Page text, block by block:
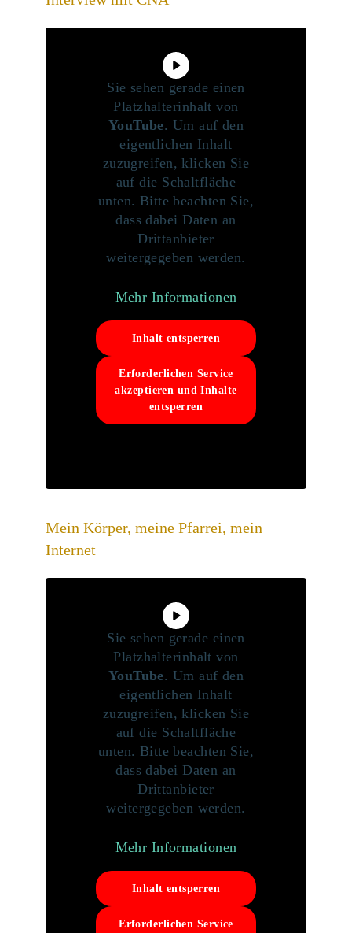
Sie sehen gerade einen
Platzhalterinhalt von
YouTube. Um auf den
eigentlichen Inhalt
zuzugreifen, klicken Sie
auf die Schaltfläche
unten. Bitte beachten Sie,
dass dabei Daten an
Drittanbieter
weitergegeben werden.
Mehr Informationen
Inhalt entsperren
Erforderlichen Service
akzeptieren und Inhalte
entsperren
Mein Körper, meine Pfarrei, mein
Internet
Sie sehen gerade einen
Platzhalterinhalt von
YouTube. Um auf den
eigentlichen Inhalt
zuzugreifen, klicken Sie
auf die Schaltfläche
unten. Bitte beachten Sie,
dass dabei Daten an
Drittanbieter
weitergegeben werden.
Mehr Informationen
Inhalt entsperren
Erforderlichen Service